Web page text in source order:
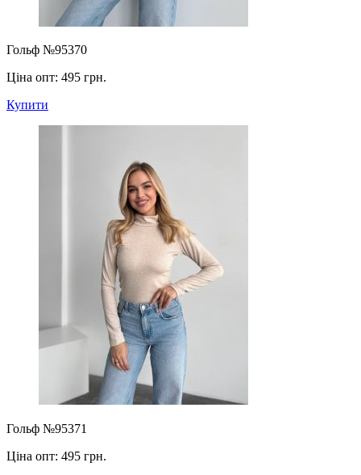
Гольф №95370
Ціна опт: 495 грн.
Купити
Гольф №95371
Ціна опт: 495 грн.